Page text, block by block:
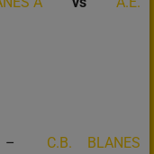
– C.B. BLANES